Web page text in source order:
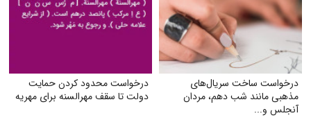
درخواست ساخت سریال‌های
مذهبی مانند شب دهم، مردان
آنجلس و...
درخواست محدود کردن حمایت
دولت تا سقف مهرالسنه برای مهریه